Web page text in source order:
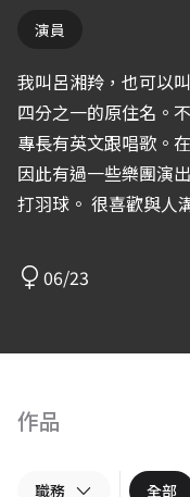
演員
我叫呂湘羚，也可以叫我
四分之一的原住名。
專長有英文跟唱歌。
因此有過一些樂團演出的經驗。 閒暇之
打羽球。 很喜歡與人
https://
06/23
作品
職務 全部